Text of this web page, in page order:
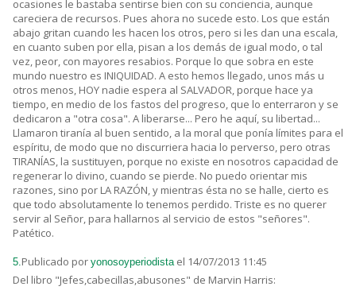
ocasiones le bastaba sentirse bien con su conciencia, aunque
careciera de recursos. Pues ahora no sucede esto. Los que están
abajo gritan cuando les hacen los otros, pero si les dan una escala,
en cuanto suben por ella, pisan a los demás de igual modo, o tal
vez, peor, con mayores resabios. Porque lo que sobra en este
mundo nuestro es INIQUIDAD. A esto hemos llegado, unos más u
otros menos, HOY nadie espera al SALVADOR, porque hace ya
tiempo, en medio de los fastos del progreso, que lo enterraron y se
dedicaron a "otra cosa". A liberarse... Pero he aquí, su libertad...
Llamaron tiranía al buen sentido, a la moral que ponía límites para el
espíritu, de modo que no discurriera hacia lo perverso, pero otras
TIRANÍAS, la sustituyen, porque no existe en nosotros capacidad de
regenerar lo divino, cuando se pierde. No puedo orientar mis
razones, sino por LA RAZÓN, y mientras ésta no se halle, cierto es
que todo absolutamente lo tenemos perdido. Triste es no querer
servir al Señor, para hallarnos al servicio de estos "señores".
Patético.
5.Publicado por yonosoyperiodista el 14/07/2013 11:45
Del libro "Jefes,cabecillas,abusones" de Marvin Harris: